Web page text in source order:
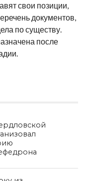
свои позиции,
документов,
по существу.
после